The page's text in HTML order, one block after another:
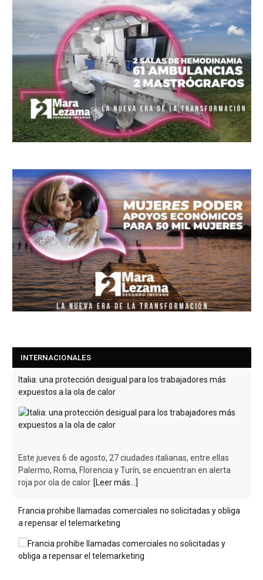
INTERNACIONALES
Italia: una protección desigual para los trabajadores más
expuestos a la ola de calor
Este jueves 6 de agosto, 27 ciudades italianas, entre ellas
Palermo, Roma, Florencia y Turín, se encuentran en alerta
roja por ola de calor. [Leer más...]
Francia prohibe llamadas comerciales no solicitadas y obliga
a repensar el telemarketing